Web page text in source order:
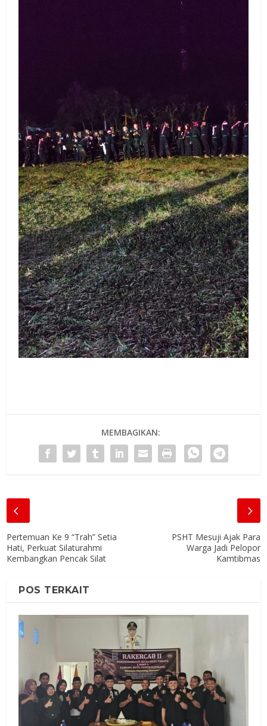
MEMBAGIKAN:
Pertemuan Ke 9 “Trah” Setia
Hati, Perkuat Silaturahmi
Kembangkan Pencak Silat
PSHT Mesuji Ajak Para
Warga Jadi Pelopor
Kamtibmas
POS TERKAIT